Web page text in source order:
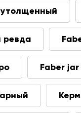
ревда
Faber jar